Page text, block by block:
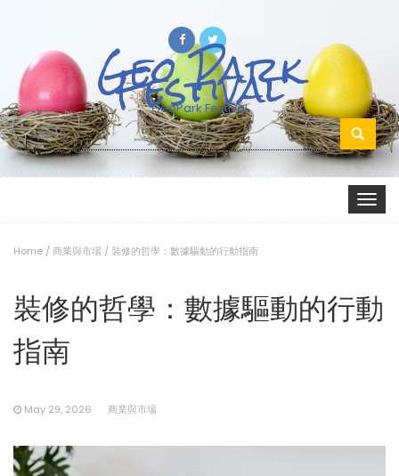
Geo Park
Festival
GeoPark Festival
Search
for:
Toggle
Home /商業與市場 / 裝修的哲學：數據驅動的行動指南
裝修的哲學：數據驅動的行動
指南
May 29, 2026 商業與市場